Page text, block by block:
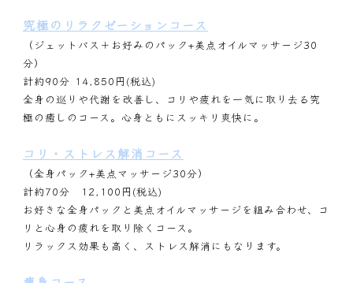
究極のリラクゼーションコース
（ジェットバス＋お好みのパック+美点オイルマッサージ30
分）
計約90分 14,850円(税込)
全身の巡りや代謝を改善し、コリや疲れを一気に取り去る究
極の癒しのコース。心身ともにスッキリ爽快に。
コリ・ストレス解消コース
（全身パック+美点マッサージ30分）
計約70分 12,100円(税込)
お好きな全身パックと美点オイルマッサージを組み合わせ、コ
リと心身の疲れを取り除くコース。
リラックス効果も高く、ストレス解消にもなります。